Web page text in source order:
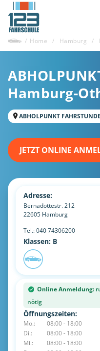
/ Home / Hamburg /
Hamburg-
ABHOLPUNKT
JETZT ONLINE
Adresse:
Bernadottestr. 212
22605 Hamburg
Tel.:040 74306200
Klassen: B
Online Anmeldung:
nötig
Öffnungszeiten:
Mo.:
08:00 - 18:00
Di.:
08:00 - 18:00
Mi.:
08:00 - 18:00